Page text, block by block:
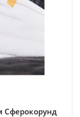
Сферокорунд